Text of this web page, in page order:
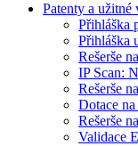
Patenty a užitné
Přihláška
Přihláška
Rešerše
IP Scan:
Rešerše
Dotace
Rešerše
Validace